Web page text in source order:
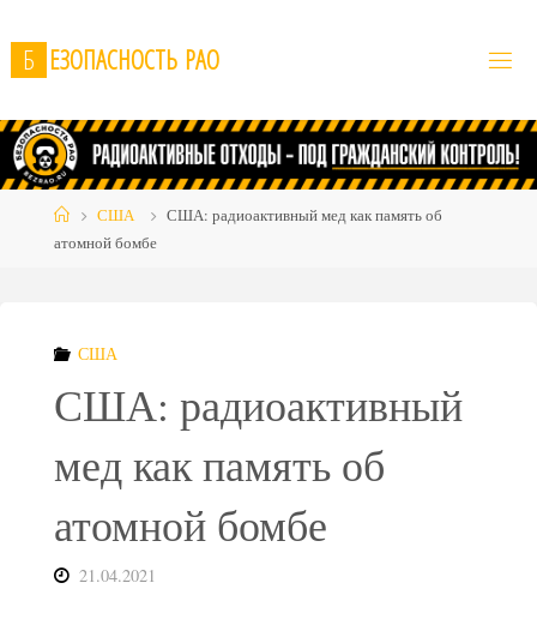
to
content
Б ЕЗОПАСНОСТЬ РАО
HomeСША
США: радиоактивный мед как память об
атомной бомбе
США
США: радиоактивный
мед как память об
атомной бомбе
21.04.2021